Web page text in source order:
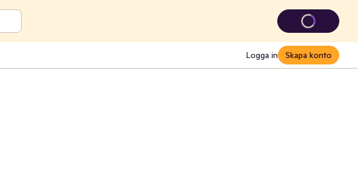
Logga in Skapa konto